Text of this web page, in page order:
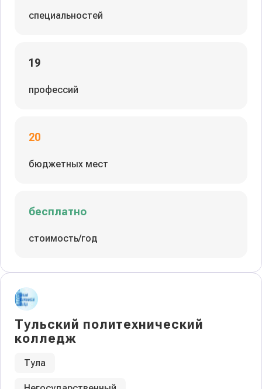
специальностей
19
профессий
20
бюджетных мест
бесплатно
стоимость/год
Тульский политехнический
колледж
Тула